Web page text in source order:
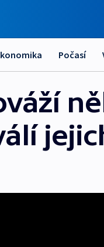
Počasí